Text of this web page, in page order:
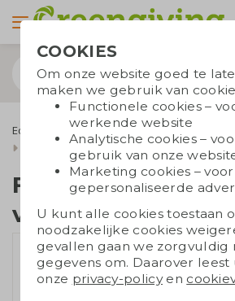
Eco tassen Draagtassen
Fietstas gerecycleerd vilt
Fietstas
vilt
COOKIES
Om onze website goed te
maken we gebruik van
Functionele cookies –
werkende website
Analytische cookies –
gebruik van onze
Marketing cookies – voor
gepersonaliseerde
U kunt alle cookies toestaan
noodzakelijke cookies
gevallen gaan we zorgvuldig
gegevens om. Daarover leest
onze privacy-policyen